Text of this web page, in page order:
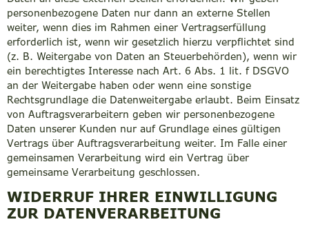
personenbezogene Daten nur dann an externe Stellen
weiter, wenn dies im Rahmen einer Vertragserfüllung
erforderlich ist, wenn wir gesetzlich hierzu verpflichtet sind
(z. B. Weitergabe von Daten an Steuerbehörden), wenn wir
ein berechtigtes Interesse nach Art. 6 Abs. 1 lit. f DSGVO
an der Weitergabe haben oder wenn eine sonstige
Rechtsgrundlage die Datenweitergabe erlaubt. Beim Einsatz
von Auftragsverarbeitern geben wir personenbezogene
Daten unserer Kunden nur auf Grundlage eines gültigen
Vertrags über Auftragsverarbeitung weiter. Im Falle einer
gemeinsamen Verarbeitung wird ein Vertrag über
gemeinsame Verarbeitung geschlossen.
WIDERRUF IHRER EINWILLIGUNG
ZUR DATENVERARBEITUNG